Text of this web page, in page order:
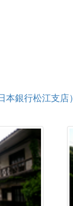
本銀行松江支店